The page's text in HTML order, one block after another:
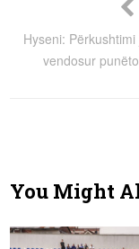
Hyseni:
vendosur
You Might